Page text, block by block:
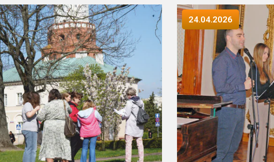
24.04.2026